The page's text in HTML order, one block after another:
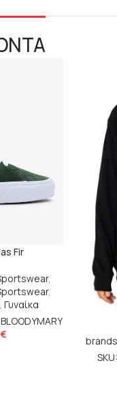
Fir
,
,
, Γυναίκα
€
brands